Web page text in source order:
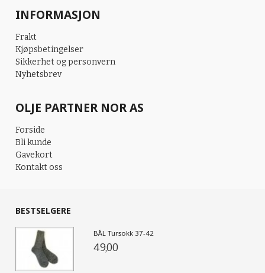
INFORMASJON
Frakt
Kjøpsbetingelser
Sikkerhet og personvern
Nyhetsbrev
OLJE PARTNER NOR AS
Forside
Bli kunde
Gavekort
Kontakt oss
BESTSELGERE
BÅL Tursokk 37-42
49,00